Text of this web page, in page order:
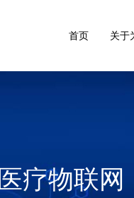
首页 关于
医疗物联网